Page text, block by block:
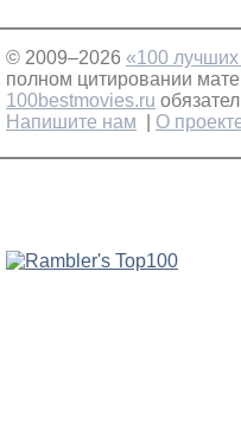
© 2009–2026 «100
полном цитировании
100bestmovies.ru
Напишите нам
О